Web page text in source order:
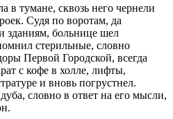
в тумане, сквозь него чернели
Судя по воротам, да
зданиям, больнице шел
стерильные, словно
Первой Городской, всегда
с кофе в холле, лифты,
и вновь погрустнел.
словно в ответ на его мысли,